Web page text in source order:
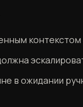
контекстом
в ожидании